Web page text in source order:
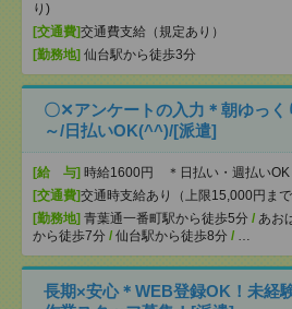
り)
[交通費]交通費支給（規定あり）
[勤務地] 仙台駅から徒歩3分
〇✕アンケートの入力＊朝ゆっく
～/日払いOK(^^)/[派遣]
[給 与] 時給1600円 ＊日払い・週払いOK
[交通費]交通時支給あり（上限15,000円まで/
[勤務地] 青葉通一番町駅から徒歩5分 / あお
から徒歩7分 / 仙台駅から徒歩8分 / …
長期×安心＊WEB登録OK！未経